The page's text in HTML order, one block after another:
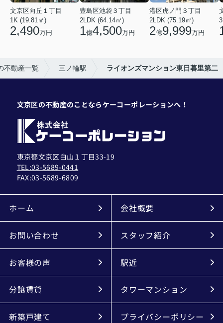
文京区向丘１丁目
1K (19.81㎡)
2,490万円
豊島区池袋３丁目
2LDK (64.14㎡)
1億4,500万円
港区虎ノ門３丁目
2LDK (75.19㎡)
2億9,999万円
不動産一覧 三ノ輪駅 ライオンズマンション東日暮里第二
文京区の不動産のことならケーコーポレーションへ！
東京都文京区白山１丁目33-19
TEL:03-5689-0441
FAX:03-5689-6809
ホーム 会社概要
お問い合わせ スタッフ紹介
お客様の声 駅近
分譲賃貸 タワーマンション
新築戸建て プライバシーポリシー